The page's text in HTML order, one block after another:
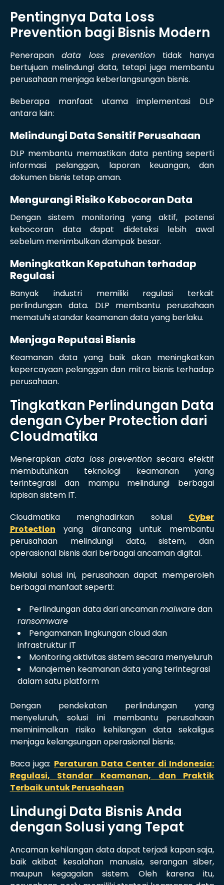
Pentingnya Data Loss
Prevention bagi Bisnis Modern
Penerapan data loss prevention tidak hanya
bertujuan melindungi data, tetapi juga membantu
perusahaan menjaga keberlangsungan bisnis.
Beberapa manfaat utama implementasi DLP
antara lain:
Melindungi Data Sensitif Perusahaan
DLP membantu memastikan data penting seperti
informasi pelanggan, laporan keuangan, dan
dokumen bisnis tetap aman.
Mengurangi Risiko Kebocoran Data
Dengan sistem monitoring yang aktif, potensi
kebocoran data dapat dideteksi lebih awal
sebelum menimbulkan dampak besar.
Meningkatkan Kepatuhan terhadap
Regulasi
Banyak industri memiliki regulasi terkait
perlindungan data. DLP membantu perusahaan
mematuhi standar keamanan data yang berlaku.
Menjaga Reputasi Bisnis
Keamanan data yang baik akan meningkatkan
kepercayaan pelanggan dan mitra bisnis terhadap
perusahaan.
Tingkatkan Perlindungan Data
dengan Cyber Protection dari
Cloudmatika
Menerapkan data loss prevention secara efektif
membutuhkan teknologi keamanan yang
terintegrasi dan mampu melindungi berbagai
lapisan sistem IT.
Cloudmatika menghadirkan solusi Cyber
Protection yang dirancang untuk membantu
perusahaan melindungi data, sistem, dan
operasional bisnis dari berbagai ancaman digital.
Melalui solusi ini, perusahaan dapat memperoleh
berbagai manfaat seperti:
Perlindungan data dari ancamanmalwaredan
ransomware
Pengamanan lingkungan cloud dan
infrastruktur IT
Monitoring aktivitas sistem secara menyeluruh
Manajemen keamanan data yang terintegrasi
dalam satu platform
Dengan pendekatan perlindungan yang
menyeluruh, solusi ini membantu perusahaan
meminimalkan risiko kehilangan data sekaligus
menjaga kelangsungan operasional bisnis.
Baca juga: Peraturan Data Center di Indonesia:
Regulasi, Standar Keamanan, dan Praktik
Terbaik untuk Perusahaan
Lindungi Data Bisnis Anda
dengan Solusi yang Tepat
Ancaman kehilangan data dapat terjadi kapan saja,
baik akibat kesalahan manusia, serangan siber,
maupun kegagalan sistem. Oleh karena itu,